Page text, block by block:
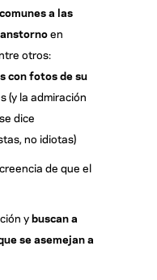
a las
en
otros:
con fotos de su
(y la admiración
dice
no idiotas)
de que el
ybuscan a
se asemejan a